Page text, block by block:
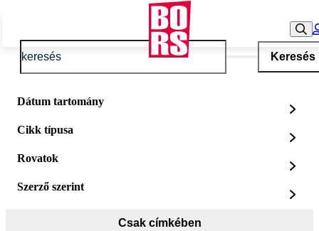
Keresés
Dátum tartomány
Cikk típusa
Rovatok
Szerző szerint
Csak címkében